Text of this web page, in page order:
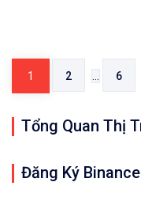
hướng
bài
viết
1 2 … 6
Tổng Quan Thị
Đăng Ký